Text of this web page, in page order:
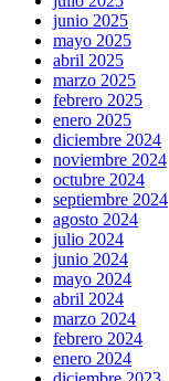
junio 2025
mayo 2025
abril 2025
marzo 2025
febrero 2025
enero 2025
diciembre 2024
noviembre 2024
octubre 2024
septiembre 2024
agosto 2024
julio 2024
junio 2024
mayo 2024
abril 2024
marzo 2024
febrero 2024
enero 2024